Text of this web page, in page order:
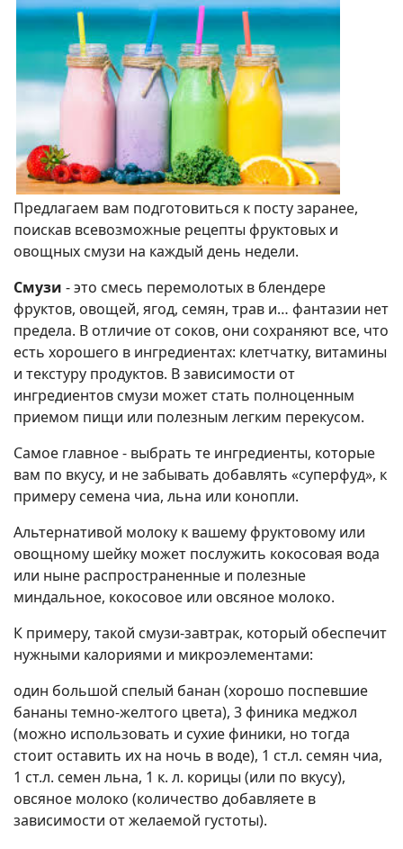
Предлагаем вам подготовиться к посту заранее,
поискав всевозможные рецепты фруктовых и
овощных смузи на каждый день недели.
Смузи - это смесь перемолотых в блендере
фруктов, овощей, ягод, семян, трав и… фантазии нет
предела. В отличие от соков, они сохраняют все, что
есть хорошего в ингредиентах: клетчатку, витамины
и текстуру продуктов. В зависимости от
ингредиентов смузи может стать полноценным
приемом пищи или полезным легким перекусом.
Самое главное - выбрать те ингредиенты, которые
вам по вкусу, и не забывать добавлять «суперфуд», к
примеру семена чиа, льна или конопли.
Альтернативой молоку к вашему фруктовому или
овощному шейку может послужить кокосовая вода
или ныне распространенные и полезные
миндальное, кокосовое или овсяное молоко.
К примеру, такой смузи-завтрак, который обеспечит
нужными калориями и микроэлементами:
один большой спелый банан (хорошо поспевшие
бананы темно-желтого цвета), 3 финика меджол
(можно использовать и сухие финики, но тогда
стоит оставить их на ночь в воде), 1 ст.л. семян чиа,
1 ст.л. семен льна, 1 к. л. корицы (или по вкусу),
овсяное молоко (количество добавляете в
зависимости от желаемой густоты).